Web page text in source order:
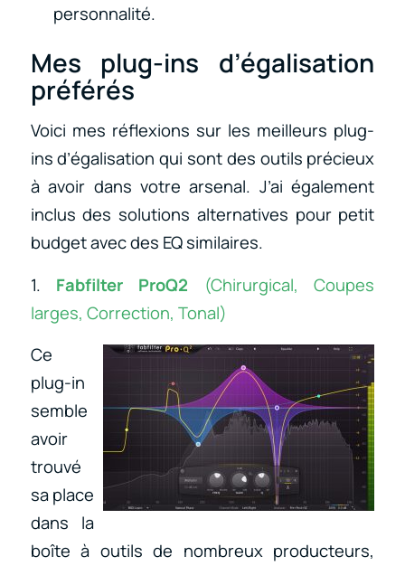
personnalité.
Mes plug-ins d’égalisation
préférés
Voici mes réflexions sur les meilleurs plug-
ins d’égalisation qui sont des outils précieux
à avoir dans votre arsenal. J’ai également
inclus des solutions alternatives pour petit
budget avec des EQ similaires.
1. Fabfilter ProQ2 (Chirurgical, Coupes
larges, Correction, Tonal)
Ce
plug-in
semble
avoir
trouvé
sa place
dans la
boîte à outils de nombreux producteurs,